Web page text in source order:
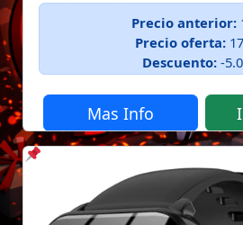
Precio anterior:
Precio oferta:
Descuento: -
Mas Info